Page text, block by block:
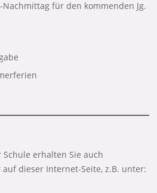
Nachmittag für den kommenden Jg.
erhalten Sie auch
dieser Internet-Seite, z.B. unter: